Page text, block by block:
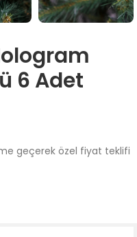
6 Adet
geçerek özel fiyat teklifi